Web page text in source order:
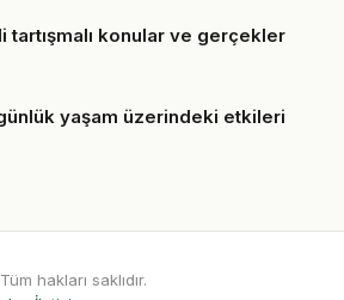
konular ve gerçekler
yaşam üzerindeki etkileri
hakları saklıdır.